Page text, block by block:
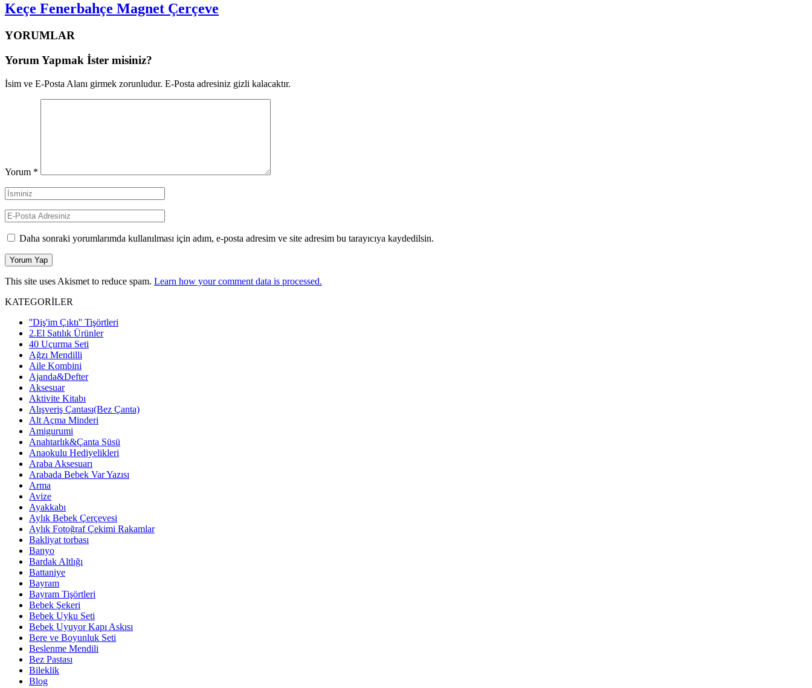
Keçe Fenerbahçe Magnet Çerçeve
YORUMLAR
Yorum Yapmak İster misiniz?
İsim ve E-Posta Alanı girmek zorunludur. E-Posta adresiniz gizli kalacaktır.
Yorum *
Daha sonraki yorumlarımda kullanılması için adım, e-posta adresim ve site adresim bu tarayıcıya kaydedilsin.
This site uses Akismet to reduce spam. Learn how your comment data is processed.
KATEGORİLER
''Diş'im Çıktı'' Tişörtleri
2.El Satılık Ürünler
40 Uçurma Seti
Ağzı Mendilli
Aile Kombini
Ajanda&Defter
Aksesuar
Aktivite Kitabı
Alışveriş Çantası(Bez Çanta)
Alt Açma Minderi
Amigurumi
Anahtarlık&Çanta Süsü
Anaokulu Hediyelikleri
Araba Aksesuarı
Arabada Bebek Var Yazısı
Arma
Avize
Ayakkabı
Aylık Bebek Çerçevesi
Aylık Fotoğraf Çekimi Rakamlar
Bakliyat torbası
Banyo
Bardak Altlığı
Battaniye
Bayram
Bayram Tişörtleri
Bebek Şekeri
Bebek Uyku Seti
Bebek Uyuyor Kapı Askısı
Bere ve Boyunluk Seti
Beslenme Mendili
Bez Pastası
Bileklik
Blog